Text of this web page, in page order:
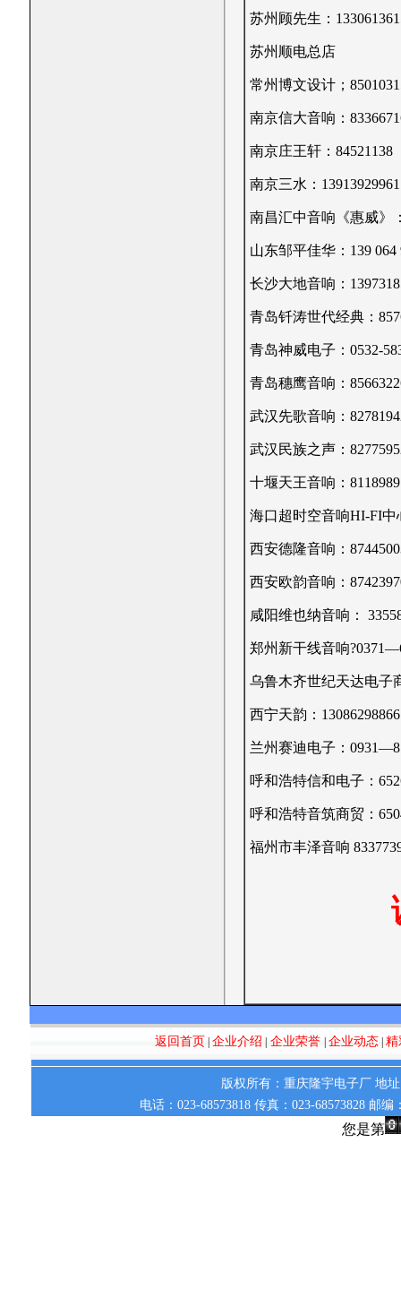
苏州顾先生：
苏州顺电总店
常州博文设计；
南京信大音响：
南京庄王轩：84521138
南京三水：13913929961
南昌汇中音响《惠威》
山东邹平佳华：139 064
长沙大地音响：
青岛钎涛世代经典：
青岛神威电子：0532-
青岛穗鹰音响：
武汉先歌音响：
武汉民族之声：
十堰天王音响：8118989
海口超时空音响HI-FI中
西安德隆音响：
西安欧韵音响：
咸阳维也纳音响：
郑州新干线音响
乌鲁木齐世纪天达电子
西宁天韵：13086298866
兰州赛迪电子：
呼和浩特信和电子：
呼和浩特音筑商贸：
福州市丰泽音响
返回首页 企业介绍 企业荣誉 企业动态 精
版权所有：重庆隆宇电子厂 地
电话：023-68573818 传真：023-68573828 邮
您是第